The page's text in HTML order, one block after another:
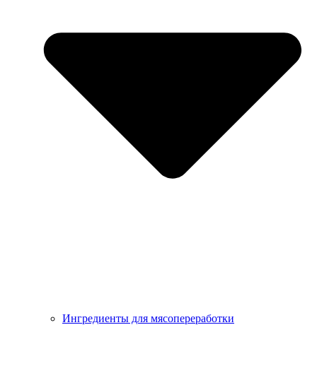
Ингредиенты для мясопереработки